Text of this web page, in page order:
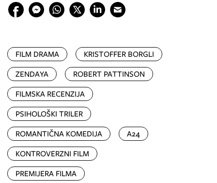
FILM DRAMA
KRISTOFFER BORGLI
ZENDAYA
ROBERT PATTINSON
FILMSKA RECENZIJA
PSIHOLOŠKI TRILER
ROMANTIČNA KOMEDIJA
A24
KONTROVERZNI FILM
PREMIJERA FILMA